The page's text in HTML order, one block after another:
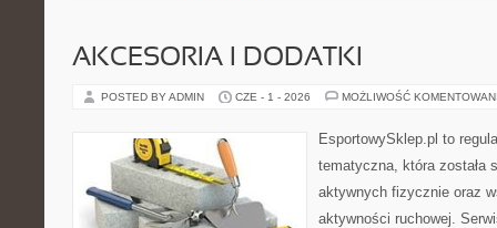
AKCESORIA I DODATKI
POSTED BY ADMIN CZE - 1 - 2026 MOŻLIWOŚĆ
EsportowySklep.pl to
tematyczna, która została
aktywnych fizycznie oraz
aktywności ruchowej.